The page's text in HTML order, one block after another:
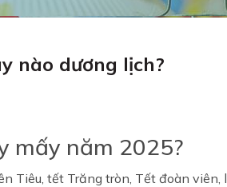
nào dương lịch?
mấy năm 2025?
Tiêu, tết Trăng tròn, Tết đoàn viên,